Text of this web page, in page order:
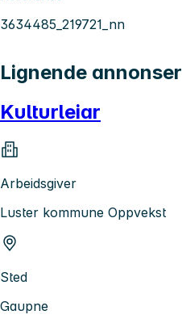
3634485_219721_nn
Lignende annonser
Kulturleiar
Arbeidsgiver
Luster kommune Oppvekst
Sted
Gaupne